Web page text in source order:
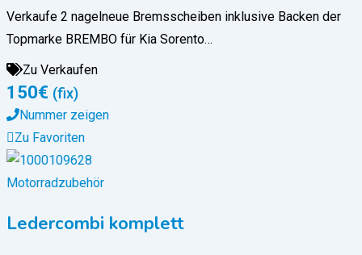
Verkaufe 2 nagelneue Bremsscheiben inklusive Backen der
Topmarke BREMBO für Kia Sorento…
Zu Verkaufen
150€ (fix)
Nummer zeigen
Zu Favoriten
Motorradzubehör
Ledercombi komplett